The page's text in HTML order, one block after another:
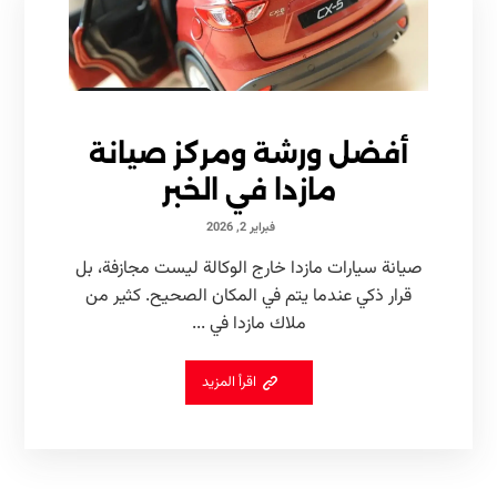
أفضل ورشة ومركز صيانة
مازدا في الخبر
فبراير 2, 2026
صيانة سيارات مازدا خارج الوكالة ليست مجازفة، بل
قرار ذكي عندما يتم في المكان الصحيح. كثير من
ملاك مازدا في ...
اقرأ المزيد